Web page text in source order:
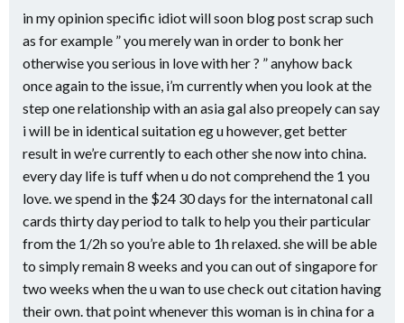
in my opinion specific idiot will soon blog post scrap such
as for example ” you merely wan in order to bonk her
otherwise you serious in love with her ? ” anyhow back
once again to the issue, i’m currently when you look at the
step one relationship with an asia gal also preopely can say
i will be in identical suitation eg u however, get better
result in we’re currently to each other she now into china.
every day life is tuff when u do not comprehend the 1 you
love. we spend in the $24 30 days for the internatonal call
cards thirty day period to talk to help you their particular
from the 1/2h so you’re able to 1h relaxed. she will be able
to simply remain 8 weeks and you can out of singapore for
two weeks when the u wan to use check out citation having
their own. that point whenever this woman is in china for a